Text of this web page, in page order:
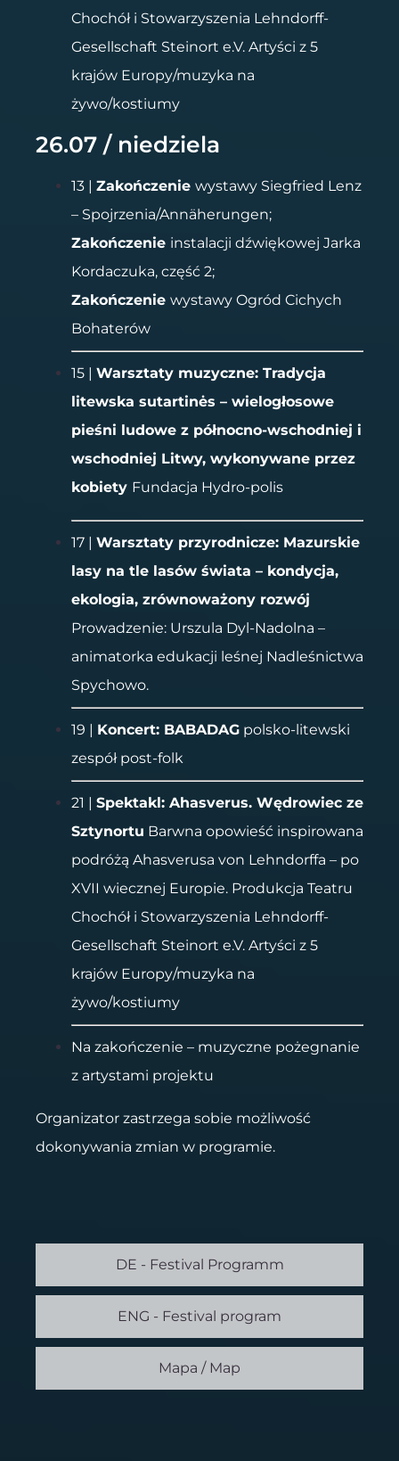
Chochół i Stowarzyszenia Lehndorff-
Gesellschaft Steinort e.V. Artyści z 5
krajów Europy/muzyka na
żywo/kostiumy
26.07 / niedziela
13 | Zakończenie wystawy Siegfried Lenz
– Spojrzenia/Annäherungen;
Zakończenie instalacji dźwiękowej Jarka
Kordaczuka, część 2;
Zakończenie wystawy Ogród Cichych
Bohaterów
15 | Warsztaty muzyczne: Tradycja
litewska sutartinės – wielogłosowe
pieśni ludowe z północno-wschodniej i
wschodniej Litwy, wykonywane przez
kobiety Fundacja Hydro-polis
17 | Warsztaty przyrodnicze: Mazurskie
lasy na tle lasów świata – kondycja,
ekologia, zrównoważony rozwój
Prowadzenie: Urszula Dyl-Nadolna –
animatorka edukacji leśnej Nadleśnictwa
Spychowo.
19 | Koncert: BABADAGpolsko-litewski
zespół post-folk
21 | Spektakl: Ahasverus. Wędrowiec ze
Sztynortu Barwna opowieść inspirowana
podróżą Ahasverusa von Lehndorffa – po
XVII wiecznej Europie. Produkcja Teatru
Chochół i Stowarzyszenia Lehndorff-
Gesellschaft Steinort e.V. Artyści z 5
krajów Europy/muzyka na
żywo/kostiumy
Na zakończenie – muzyczne pożegnanie
z artystami projektu
Organizator zastrzega sobie możliwość
dokonywania zmian w programie.
DE - Festival Programm
ENG - Festival program
Mapa / Map